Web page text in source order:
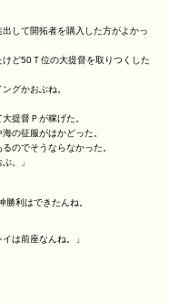
して開拓者を購入した方がよかっ
ど50Ｔ位の大提督を取りつくした
グかおぶね。
提督Ｐが稼げた。
の征服がはかどった。
のでそうならなかった。
。」
勝利はできたんね。
は前座なんね。」